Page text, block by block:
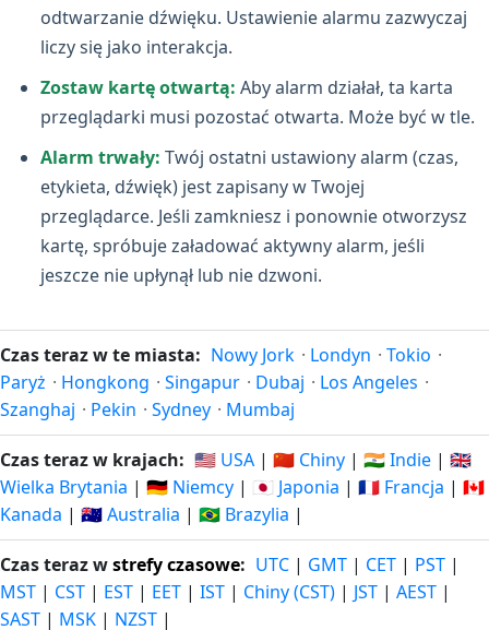
odtwarzanie dźwięku. Ustawienie alarmu zazwyczaj
liczy się jako interakcja.
Zostaw kartę otwartą: Aby alarm działał, ta karta
przeglądarki musi pozostać otwarta. Może być w tle.
Alarm trwały: Twój ostatni ustawiony alarm (czas,
etykieta, dźwięk) jest zapisany w Twojej
przeglądarce. Jeśli zamkniesz i ponownie otworzysz
kartę, spróbuje załadować aktywny alarm, jeśli
jeszcze nie upłynął lub nie dzwoni.
Czas teraz w te miasta: Nowy Jork · Londyn · Tokio ·
Paryż · Hongkong · Singapur · Dubaj · Los Angeles ·
Szanghaj · Pekin · Sydney · Mumbaj
Czas teraz w krajach: 🇺🇸 USA | 🇨🇳 Chiny | 🇮🇳 Indie | 🇬🇧
Wielka Brytania | 🇩🇪 Niemcy | 🇯🇵 Japonia | 🇫🇷 Francja | 🇨🇦
Kanada | 🇦🇺 Australia | 🇧🇷 Brazylia |
Czas teraz wstrefy czasowe: UTC | GMT | CET | PST |
MST | CST | EST | EET | IST | Chiny (CST) | JST | AEST |
SAST | MSK | NZST |